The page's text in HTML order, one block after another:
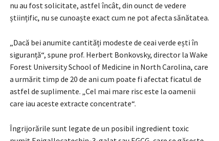
nu au fost solicitate, astfel încât, din ounct de vedere
științific, nu se cunoaște exact cum ne pot afecta sănătatea.
„Dacă bei anumite cantități modeste de ceai verde ești în
siguranță“, spune prof. Herbert Bonkovsky, director la Wake
Forest University School of Medicine in North Carolina, care
a urmărit timp de 20 de ani cum poate fi afectat ficatul de
astfel de suplimente. „Cel mai mare risc este la oamenii
care iau aceste extracte concentrate“.
Îngrijorările sunt legate de un posibil ingredient toxic